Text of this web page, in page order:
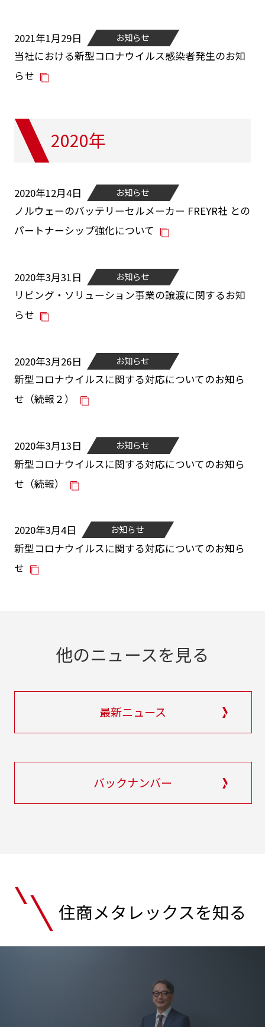
2021年1月29日 お知らせ
当社における新型コロナウイルス感染者発生のお知
らせ
2020年
2020年12月4日 お知らせ
ノルウェーのバッテリーセルメーカー FREYR社 との
パートナーシップ強化について
2020年3月31日 お知らせ
リビング・ソリューション事業の譲渡に関するお知
らせ
2020年3月26日 お知らせ
新型コロナウイルスに関する対応についてのお知ら
せ（続報２）
2020年3月13日 お知らせ
新型コロナウイルスに関する対応についてのお知ら
せ（続報）
2020年3月4日 お知らせ
新型コロナウイルスに関する対応についてのお知ら
せ
他のニュースを見る
最新ニュース
バックナンバー
住商メタレックスを知る